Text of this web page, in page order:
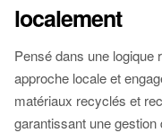
localement
Pensé dans une logique
approche locale et
matériaux recyclés et
garantissant une